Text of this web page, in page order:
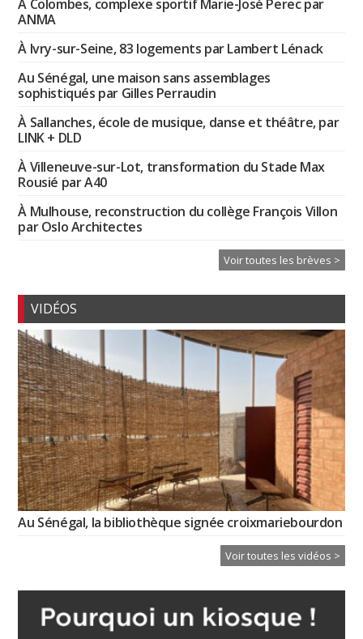
À Colombes, complexe sportif Marie-José Perec par
ANMA
À Ivry-sur-Seine, 83 logements par Lambert Lénack
Au Sénégal, une maison sans assemblages
sophistiqués par Gilles Perraudin
À Sallanches, école de musique, danse et théâtre, par
LINK + DLD
À Villeneuve-sur-Lot, transformation du Stade Max
Rousié par A40
À Mulhouse, reconstruction du collège François Villon
par Oslo Architectes
Voir toutes les brèves >
VIDÉOS
Au Sénégal, la bibliothèque signée croixmariebourdon
Voir toutes les vidéos >